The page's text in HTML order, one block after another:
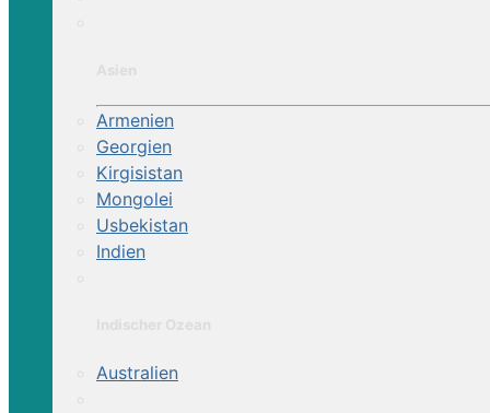
Armenien
Georgien
Kirgisistan
Mongolei
Usbekistan
Indien
Australien